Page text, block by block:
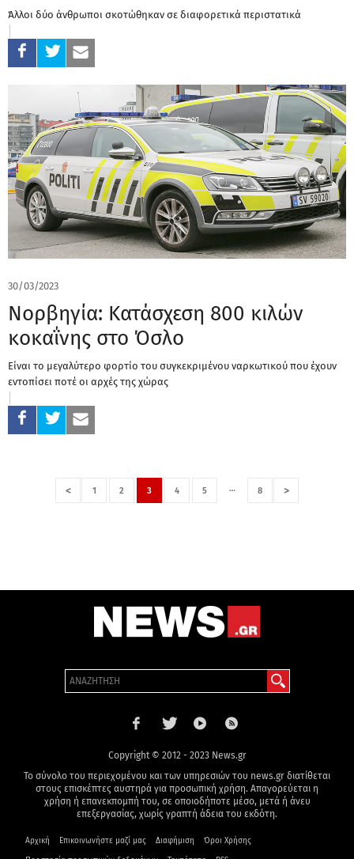
Άλλοι δύο άνθρωποι σκοτώθηκαν σε διαφορετικά περιστατικά
30/03/2023
Νορβηγία: Κατάσχεση 800 κιλών
κοκαΐνης στο Όσλο
Είναι το μεγαλύτερο φορτίο του συγκεκριμένου ναρκωτικού που έχουν
εντοπίσει ποτέ οι αρχές της χώρας
< 1 2 3 4 5 … 8 >
Copyright © 2012 - 2023 News.gr
Το σύνολο του περιεχομένου και των υπηρεσιών του news.gr διατίθεται
στους επισκέπτες αυστηρά για προσωπική χρήση. Απαγορεύεται η
χρήση ή επανεκπομπή του, σε οποιοδήποτε μέσο, μετά ή άνευ
επεξεργασίας, χωρίς γραπτή άδεια του εκδότη.
Αρχική Επικοινωνήστε μαζί μας Διαφήμιση Όροι Χρήσης